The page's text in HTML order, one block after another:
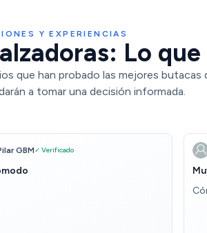
Y EXPERIENCIAS
Lo
que han probado las mejores butacas
a tomar una decisión informada.
GBM✓ Verificado